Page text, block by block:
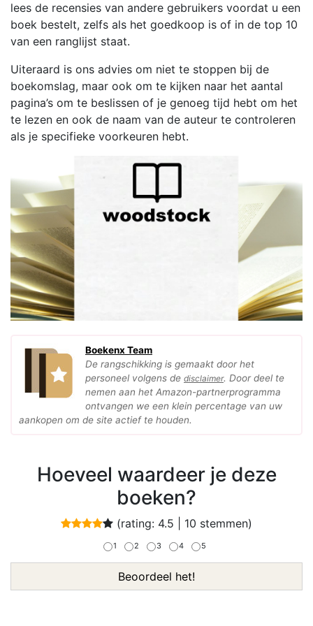
lees de recensies van andere gebruikers voordat u een
boek bestelt, zelfs als het goedkoop is of in de top 10
van een ranglijst staat.
Uiteraard is ons advies om niet te stoppen bij de
boekomslag, maar ook om te kijken naar het aantal
pagina’s om te beslissen of je genoeg tijd hebt om het
te lezen en ook de naam van de auteur te controleren
als je specifieke voorkeuren hebt.
Boekenx Team
De rangschikking is gemaakt door het
personeel volgens de disclaimer. Door deel te
nemen aan het Amazon-partnerprogramma
ontvangen we een klein percentage van uw
aankopen om de site actief te houden.
Hoeveel waardeer je deze
boeken?
(rating: 4.5 10 stemmen)
1 2 3 4 5
Beoordeel het!